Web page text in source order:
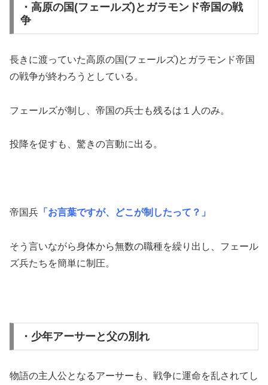
・高原の国(フェールズ)とガラモンド帝国の戦
争
長きに渡っていた高原の国(フェールズ)とガラモンド帝国
の戦争が終わろうとしている。
フェールズが制し、帝国の兵士も残るは１人のみ。
投降を促すも、驚きの言動に出る。
帝国兵 「お言葉ですが、どこが制したって？」
そう言いながら身体から無数の職種を繰り出し、フェール
ズ兵たちを簡単に制圧。
・少年アーサーと父の別れ
物語の主人公となるアーサーも、戦争に運命を乱されてし